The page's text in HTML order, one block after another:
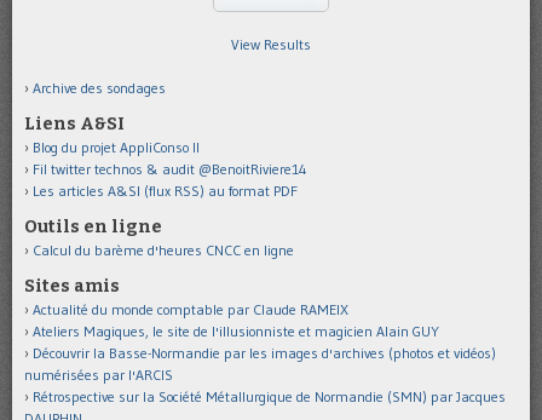
View Results
Archive des sondages
Liens A&SI
Blog du projet AppliConso II
Fil twitter technos & audit @BenoitRiviere14
Les articles A&SI (flux RSS) au format PDF
Outils en ligne
Calcul du barème d'heures CNCC en ligne
Sites amis
Actualité du monde comptable par Claude RAMEIX
Ateliers Magiques, le site de l'illusionniste et magicien Alain GUY
Découvrir la Basse-Normandie par les images d'archives (photos et vidéos)
numérisées par l'ARCIS
Rétrospective sur la Société Métallurgique de Normandie (SMN) par Jacques